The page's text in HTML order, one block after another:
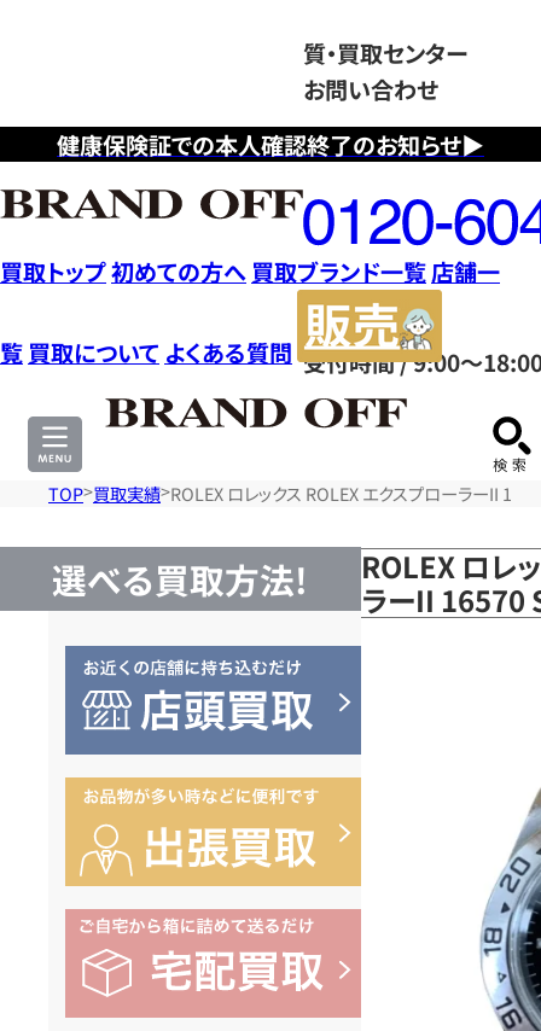
健康保険証での本人確認終了のお知らせ▶
質・買取センター
お問い合わせ
フ
リ
ー
ダ
イ
ヤ
ル
0120604117
受付時間 / 9:00～
買取トップ初めての方へ 買取ブランド一覧店舗一
覧 買取について よくある質問
サ
TOP 買取実績 ROLEX ロレックス ROLEX エクスプローラーII
選べる買取方法!
ROLEX ロレ
ラーII 16570